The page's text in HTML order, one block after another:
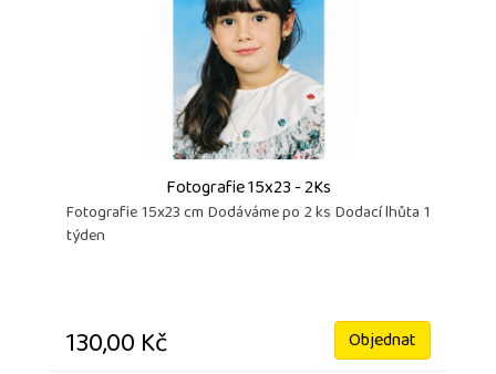
Fotografie 15x23 - 2Ks
Fotografie 15x23 cm Dodáváme po 2 ks Dodací lhůta 1
týden
130,00 Kč Objednat